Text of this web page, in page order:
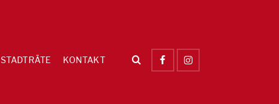
STADTRÄTE KONTAKT